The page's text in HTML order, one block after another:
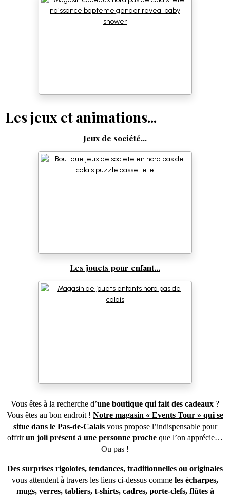
Les jeux et animations...
Jeux de société...
Les jouets pour enfant...
Vous êtes à la recherche d’une boutique qui fait des cadeaux ?
Vous êtes au bon endroit ! Notre magasin « Events Tour » qui se
situe dans le Pas-de-Calais vous propose l’indispensable pour
offrirun joli présent à une personne proche que l’on apprécie…
Ou pas !
Des surprises rigolotes, tendances, traditionnelles ou originales
vous attendent à travers les liens ci-dessus comme les écharpes,
mugs, verres, tabliers, t-shirts, cadres, porte-clefs, flûtes à